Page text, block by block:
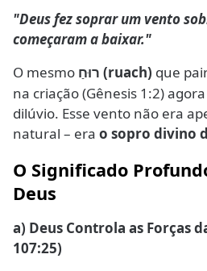
"Deus fez soprar um vento
começaram a baixar."
O mesmo רוּחַ (ruach) que
na criação (Gênesis 1:2)
dilúvio. Esse vento não era
natural – era o sopro divino
O Significado
Deus
a) Deus Controla as Forças
107:25)